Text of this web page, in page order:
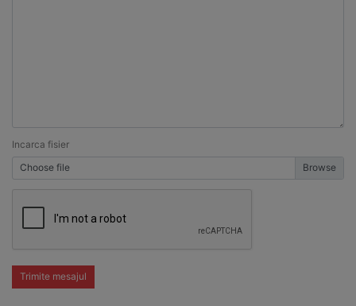
Incarca fisier
Choose file
Trimite mesajul